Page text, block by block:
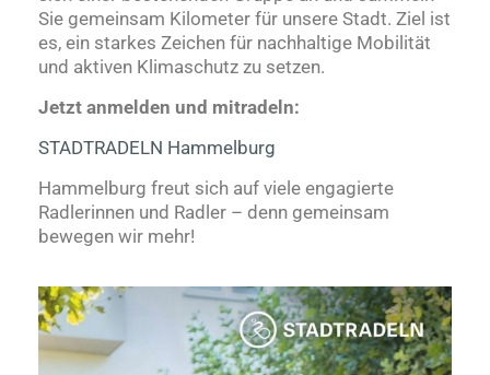
Sie gemeinsam Kilometer für unsere Stadt. Ziel ist
es, ein starkes Zeichen für nachhaltige Mobilität
und aktiven Klimaschutz zu setzen.
Jetzt anmelden und mitradeln:
STADTRADELN Hammelburg
Hammelburg freut sich auf viele engagierte
Radlerinnen und Radler – denn gemeinsam
bewegen wir mehr!